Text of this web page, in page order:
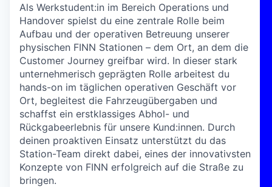
Als Werkstudent:in im Bereich Operations und
Handover spielst du eine zentrale Rolle beim
Aufbau und der operativen Betreuung unserer
physischen FINN Stationen – dem Ort, an dem die
Customer Journey greifbar wird. In dieser stark
unternehmerisch geprägten Rolle arbeitest du
hands-on im täglichen operativen Geschäft vor
Ort, begleitest die Fahrzeugübergaben und
schaffst ein erstklassiges Abhol- und
Rückgabeerlebnis für unsere Kund:innen. Durch
deinen proaktiven Einsatz unterstützt du das
Station-Team direkt dabei, eines der innovativsten
Konzepte von FINN erfolgreich auf die Straße zu
bringen.